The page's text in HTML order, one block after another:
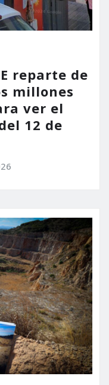
reparte de
millones
ver el
12 de